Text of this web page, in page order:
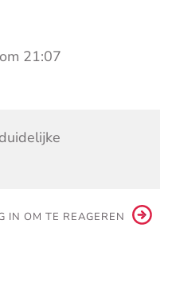
21:07
IN OM TE REAGEREN